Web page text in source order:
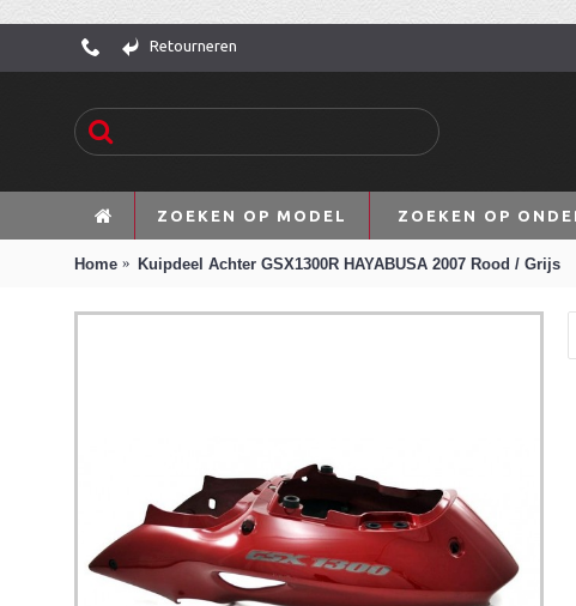
Retourneren
ZOEKEN OP MODEL ZOEKEN OP
Home Kuipdeel Achter GSX1300R HAYABUSA 2007 Rood / Grijs